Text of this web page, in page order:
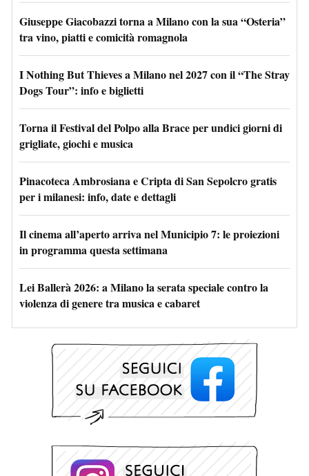
Giuseppe Giacobazzi torna a Milano con la sua “Osteria”
tra vino, piatti e comicità romagnola
I Nothing But Thieves a Milano nel 2027 con il “The Stray
Dogs Tour”: info e biglietti
Torna il Festival del Polpo alla Brace per undici giorni di
grigliate, giochi e musica
Pinacoteca Ambrosiana e Cripta di San Sepolcro gratis
per i milanesi: info, date e dettagli
Il cinema all’aperto arriva nel Municipio 7: le proiezioni
in programma questa settimana
Lei Ballerà 2026: a Milano la serata speciale contro la
violenza di genere tra musica e cabaret